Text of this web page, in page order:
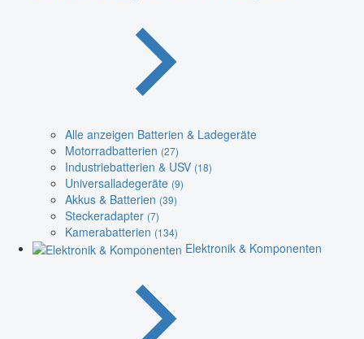
Alle anzeigen Batterien & Ladegeräte
Motorradbatterien (27)
Industriebatterien & USV (18)
Universalladegeräte (9)
Akkus & Batterien (39)
Steckeradapter (7)
Kamerabatterien (134)
Elektronik & Komponenten